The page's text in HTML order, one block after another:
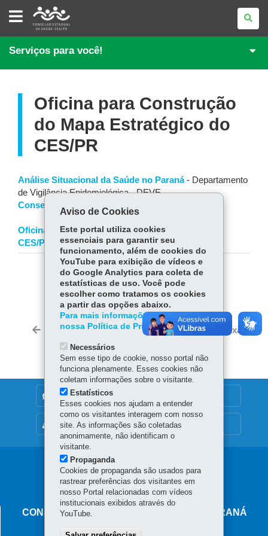
CONSELHO
ESTADUAL
DE
SAÚDE
PARANÁ
Serviços para você!
Oficina para Construção
do Mapa Estratégico do
CES/PR
Análise Situacional da Saúde no Paraná - Departamento
de Vigilância Epidemiológica - DEVE
Conselhos de Saúde
Oficina para Construção do Mapa Estratégico do
CES/PR
COMPARTILHE:
Fa
ce
bo
Tw
itt
W
ha
ts
p
Voltar Início Imprimir Baixar
MAPA DO SITE
DENUNCIE CORRUPÇÃO
Navegação
principal
CONSELHO ESTADUAL DE SAÚDE DO PARANÁ
Rua Piquiri 170 - Rebouças
Aviso de Cookies
Este portal utiliza cookies
essenciais para garantir seu
funcionamento, além de cookies do
YouTube para exibição de vídeos e
do Google Analytics para coleta de
estatísticas de uso. Você pode
escolher como tratamos os cookies
a partir das opções abaixo.
Para mais informações, acesse
nossa Política de Privacidade.
Necessários
Sem esse tipo de cookie, nosso portal não
funciona plenamente. Esses cookies não
coletam informações sobre o visitante.
Estatísticos
Esses cookies nos ajudam a entender
como os visitantes interagem com nosso
site. As informações são coletadas
anonimamente, não identificam o
visitante.
Propaganda
Cookies de propaganda são usados para
rastrear preferências dos visitantes em
nosso Portal relacionadas com vídeos
institucionais exibidos através do
YouTube.